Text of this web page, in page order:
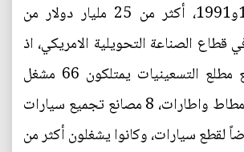
بين عامي 1980و1991، أكثر من 25 مليار دولار من
قطاع الصناعة التحويلية الامريكي، اذ
كان اليابانيون مع مطلع التسعينيات يمتلكون 66 مشغل
حديد، 20 معمل مطاط واطارات، 8 مصانع تجميع سيارات
و270 معرضاً لقطع سيارات، وكانوا يشغلون أكثر من